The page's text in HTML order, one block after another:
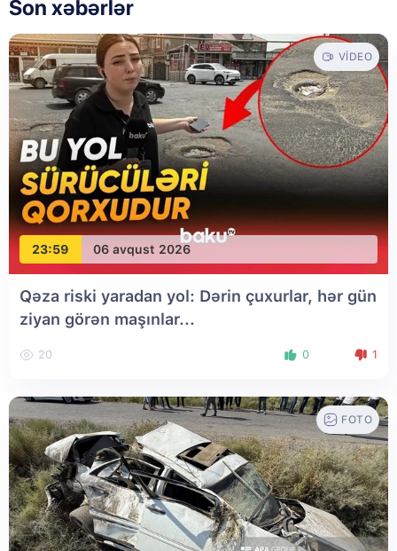
Son xəbərlər
23:59 06 avqust 2026
VIDEO
Qəza riski yaradan yol: Dərin çuxurlar, hər gün
ziyan görən maşınlar...
20 0 1
FOTO